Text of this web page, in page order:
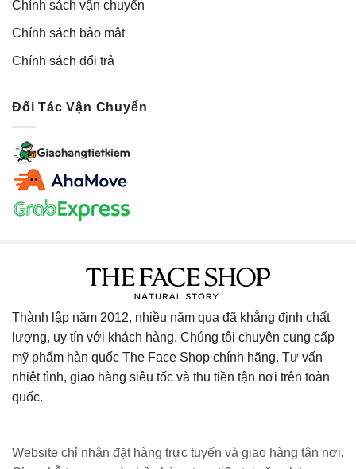
Chính sách vận chuyển
Chính sách bảo mật
Chính sách đổi trả
Đối Tác Vận Chuyển
Thành lập năm 2012, nhiều năm qua đã khẳng định chất
lượng, uy tín với khách hàng. Chúng tôi chuyên cung cấp
mỹ phẩm hàn quốc The Face Shop chính hãng. Tư vấn
nhiệt tình, giao hàng siêu tốc và thu tiền tận nơi trên toàn
quốc.
Website chỉ nhận đặt hàng trực tuyến và giao hàng tận nơi.